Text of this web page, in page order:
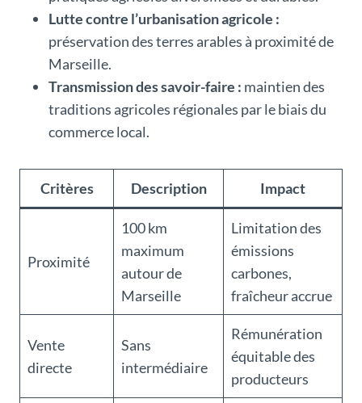
Lutte contre l’urbanisation agricole :
préservation des terres arables à proximité de
Marseille.
Transmission des savoir-faire : maintien des
traditions agricoles régionales par le biais du
commerce local.
Critères Description Impact
Proximité
100 km
maximum
autour de
Marseille
Limitation des
émissions
carbones,
fraîcheur accrue
Vente
directe
Sans
intermédiaire
Rémunération
équitable des
producteurs